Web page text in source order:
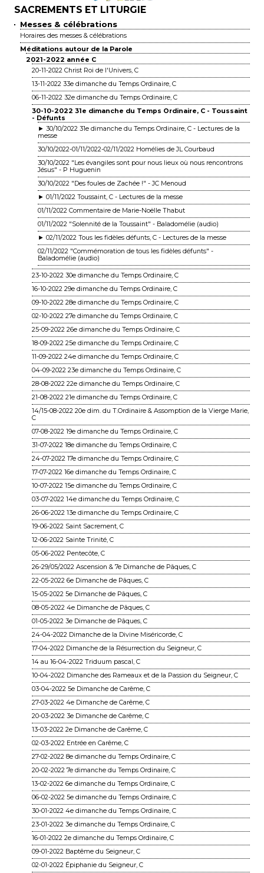
SACREMENTS ET LITURGIE
Messes & célébrations
Horaires des messes & célébrations
Méditations autour de la Parole
2021-2022 année C
20-11-2022 Christ Roi de l'Univers, C
13-11-2022 33e dimanche du Temps Ordinaire, C
06-11-2022 32e dimanche du Temps Ordinaire, C
30-10-2022 31e dimanche du Temps Ordinaire, C - Toussaint
- Défunts
► 30/10/2022 31e dimanche du Temps Ordinaire, C - Lectures de la
messe
30/10/2022-01/11/2022-02/11/2022 Homélies de JL Courbaud
30/10/2022 "Les évangiles sont pour nous lieux où nous rencontrons
Jésus" - P Huguenin
30/10/2022 "Des foules de Zachée !" - JC Menoud
► 01/11/2022 Toussaint, C - Lectures de la messe
01/11/2022 Commentaire de Marie-Noëlle Thabut
01/11/2022 "Solennité de la Toussaint" - Baladomélie (audio)
► 02/11/2022 Tous les fidèles défunts, C - Lectures de la messe
02/11/2022 "Commémoration de tous les fidèles défunts" -
Baladomélie (audio)
23-10-2022 30e dimanche du Temps Ordinaire, C
16-10-2022 29e dimanche du Temps Ordinaire, C
09-10-2022 28e dimanche du Temps Ordinaire, C
02-10-2022 27e dimanche du Temps Ordinaire, C
25-09-2022 26e dimanche du Temps Ordinaire, C
18-09-2022 25e dimanche du Temps Ordinaire, C
11-09-2022 24e dimanche du Temps Ordinaire, C
04-09-2022 23e dimanche du Temps Ordinaire, C
28-08-2022 22e dimanche du Temps Ordinaire, C
21-08-2022 21e dimanche du Temps Ordinaire, C
14/15-08-2022 20e dim. du T.Ordinaire & Assomption de la Vierge Marie,
C
07-08-2022 19e dimanche du Temps Ordinaire, C
31-07-2022 18e dimanche du Temps Ordinaire, C
24-07-2022 17e dimanche du Temps Ordinaire, C
17-07-2022 16e dimanche du Temps Ordinaire, C
10-07-2022 15e dimanche du Temps Ordinaire, C
03-07-2022 14e dimanche du Temps Ordinaire, C
26-06-2022 13e dimanche du Temps Ordinaire, C
19-06-2022 Saint Sacrement, C
12-06-2022 Sainte Trinité, C
05-06-2022 Pentecôte, C
26-29/05/2022 Ascension & 7e Dimanche de Pâques, C
22-05-2022 6e Dimanche de Pâques, C
15-05-2022 5e Dimanche de Pâques, C
08-05-2022 4e Dimanche de Pâques, C
01-05-2022 3e Dimanche de Pâques, C
24-04-2022 Dimanche de la Divine Miséricorde, C
17-04-2022 Dimanche de la Résurrection du Seigneur, C
14 au 16-04-2022 Triduum pascal, C
10-04-2022 Dimanche des Rameaux et de la Passion du Seigneur, C
03-04-2022 5e Dimanche de Carême, C
27-03-2022 4e Dimanche de Carême, C
20-03-2022 3e Dimanche de Carême, C
13-03-2022 2e Dimanche de Carême, C
02-03-2022 Entrée en Carême, C
27-02-2022 8e dimanche du Temps Ordinaire, C
20-02-2022 7e dimanche du Temps Ordinaire, C
13-02-2022 6e dimanche du Temps Ordinaire, C
06-02-2022 5e dimanche du Temps Ordinaire, C
30-01-2022 4e dimanche du Temps Ordinaire, C
23-01-2022 3e dimanche du Temps Ordinaire, C
16-01-2022 2e dimanche du Temps Ordinaire, C
09-01-2022 Baptême du Seigneur, C
02-01-2022 Épiphanie du Seigneur, C